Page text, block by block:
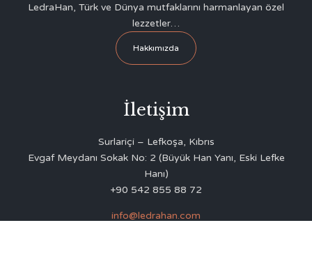
LedraHan, Türk ve Dünya mutfaklarını harmanlayan özel
lezzetler…
Hakkımızda
İletişim
Surlariçi – Lefkoşa, Kıbrıs
Evgaf Meydanı Sokak No: 2 (Büyük Han Yanı, Eski Lefke
Hanı)
+90 542 855 88 72
info@ledrahan.com